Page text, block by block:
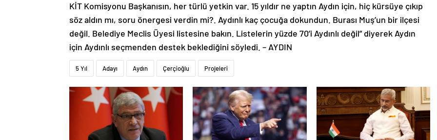
KİT Komisyonu Başkanısın, her türlü yetkin var. 15 yıldır ne yaptın Aydın için, hiç kürsüye çıkıp
söz aldın mı, soru önergesi verdin mi?. Aydınlı kaç çocuğa dokundun. Burası Muş’un bir ilçesi
değil. Belediye Meclis Üyesi listesine bakın. Listelerin yüzde 70’i Aydınlı değil” diyerek Aydın
için Aydınlı seçmenden destek beklediğini söyledi. – AYDIN
5 Yıl Adayı Aydın Çerçioğlu Projeleri